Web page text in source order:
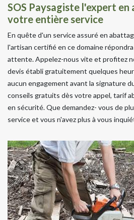
SOS Paysagiste l'expert
votre entière service
En quête d'un service assuré en
l'artisan certifié en ce domaine
attente. Appelez-nous vite et profitez
devis établi gratuitement quelques
aucun engagement avant la signature
conseils gratuits dès votre appel, tarif
en sécurité. Que demandez- vous de
service et vous n'avez plus à vous